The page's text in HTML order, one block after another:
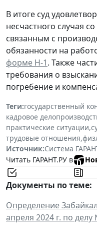
В итоге суд
несчастного случая
связанным с
обязанности на
форме Н-1. Также
требования о
погребение и
Теги:государственный
кадровое
практические ситуации,
трудовые отношения,
Источник:Система
Читать ГАРАНТ.РУ в
Документы по теме:
Определение
апреля 2024 г. по